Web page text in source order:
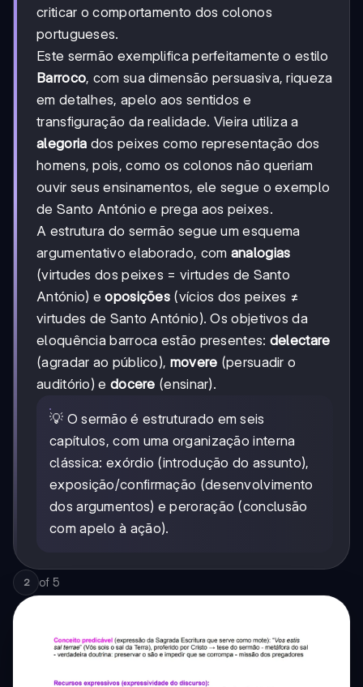
criticar o comportamento dos colonos
portugueses.
Este sermão exemplifica perfeitamente o estilo
Barroco, com sua dimensão persuasiva, riqueza
em detalhes, apelo aos sentidos e
transfiguração da realidade. Vieira utiliza a
alegoria dos peixes como representação dos
homens, pois, como os colonos não queriam
ouvir seus ensinamentos, ele segue o exemplo
de Santo António e prega aos peixes.
A estrutura do sermão segue um esquema
argumentativo elaborado, com analogias
(virtudes dos peixes = virtudes de Santo
António) eoposições (vícios dos peixes ≠
virtudes de Santo António). Os objetivos da
eloquência barroca estão presentes: delectare
(agradar ao público), movere (persuadir o
auditório) e docere (ensinar).
💡 O sermão é estruturado em seis
capítulos, com uma organização interna
clássica: exórdio (introdução do assunto),
exposição/confirmação (desenvolvimento
dos argumentos) e peroração (conclusão
com apelo à ação).
2 of 5